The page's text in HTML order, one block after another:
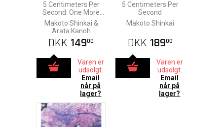
5 Centimeters Per
Second: One More
Side
Makoto Shinkai &
Arata Kanoh
DKK 14900
Varen er
udsolgt.
Email
når på
lager?
5 Centimeters Per
Second
Makoto Shinkai
DKK 18900
Varen er
udsolgt.
Email
når på
lager?